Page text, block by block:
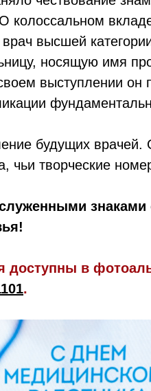
колоссальном
высшей
носящую имя
выступлении
будущих
чьи творческие
доступны в
.